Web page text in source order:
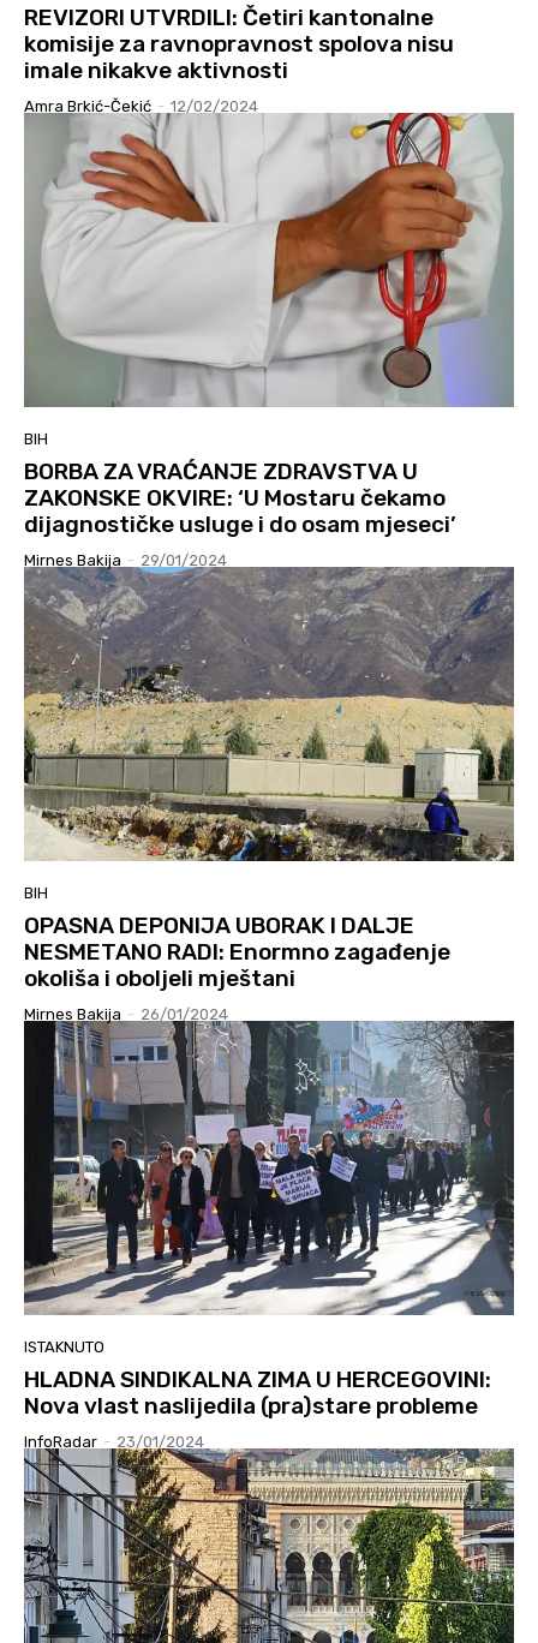
REVIZORI UTVRDILI: Četiri kantonalne
komisije za ravnopravnost spolova nisu
imale nikakve aktivnosti
Amra Brkić-Čekić - 12/02/2024
BIH
BORBA ZA VRAĆANJE ZDRAVSTVA U
ZAKONSKE OKVIRE: ‘U Mostaru čekamo
dijagnostičke usluge i do osam mjeseci’
Mirnes Bakija - 29/01/2024
BIH
OPASNA DEPONIJA UBORAK I DALJE
NESMETANO RADI: Enormno zagađenje
okoliša i oboljeli mještani
Mirnes Bakija - 26/01/2024
ISTAKNUTO
HLADNA SINDIKALNA ZIMA U HERCEGOVINI:
Nova vlast naslijedila (pra)stare probleme
InfoRadar - 23/01/2024